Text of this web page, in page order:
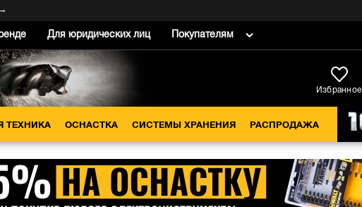
Для юридических лиц Покупателям
Избранное
ТЕХНИКА ОСНАСТКА СИСТЕМЫ ХРАНЕНИЯ РАСПРОДАЖА